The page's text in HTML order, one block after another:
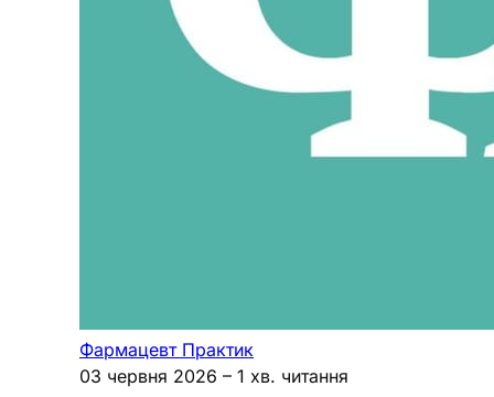
Фармацевт Практик
03 червня 2026 – 1 хв. читання